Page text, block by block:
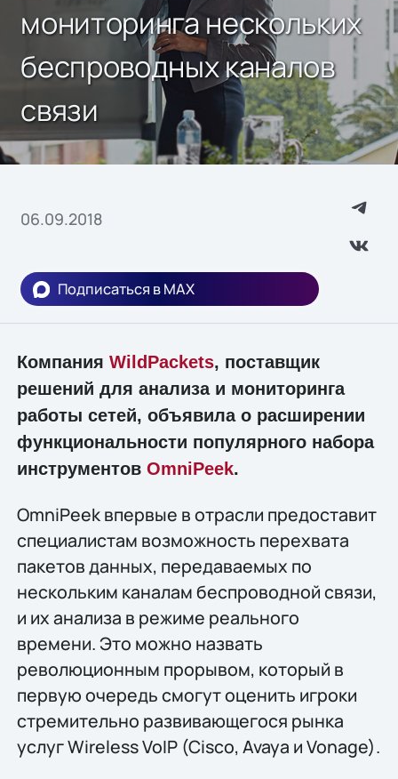
мониторинга нескольких
беспроводных каналов
связи
06.09.2018
Подписаться в MAX
Компания WildPackets, поставщик
решений для анализа и мониторинга
работы сетей, объявила о расширении
функциональности популярного набора
инструментов OmniPeek.
OmniPeek впервые в отрасли предоставит
специалистам возможность перехвата
пакетов данных, передаваемых по
нескольким каналам беспроводной связи,
и их анализа в режиме реального
времени. Это можно назвать
революционным прорывом, который в
первую очередь смогут оценить игроки
стремительно развивающегося рынка
услуг Wireless VoIP (Cisco, Avaya и Vonage).